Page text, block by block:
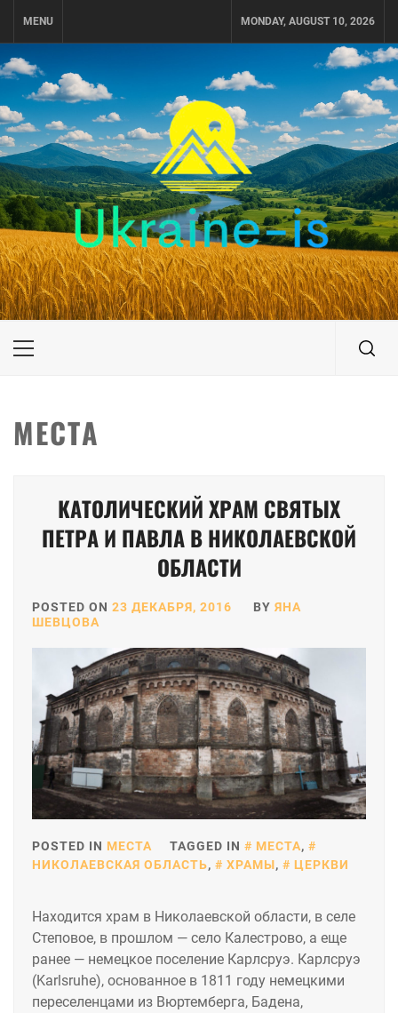
MENU MONDAY, AUGUST 10, 2026
UKRAINE-IS
ПУТЕШЕСТВИЕ ПО УКРАИНЕ
Primary
МЕСТА
КАТОЛИЧЕСКИЙ ХРАМ СВЯТЫХ
ПЕТРА И ПАВЛА В НИКОЛАЕВСКОЙ
ОБЛАСТИ
POSTED ON 23 ДЕКАБРЯ, 2016 BY ЯНА
ШЕВЦОВА
POSTED IN МЕСТА TAGGED IN МЕСТА,
НИКОЛАЕВСКАЯ ОБЛАСТЬ, ХРАМЫ, ЦЕРКВИ
Находится храм в Николаевской области, в селе
Степовое, в прошлом — село Калестрово, а еще
ранее — немецкое поселение Карлсруэ. Карлсруэ
(Karlsruhe), основанное в 1811 году немецкими
переселенцами из Вюртемберга, Бадена,
записей